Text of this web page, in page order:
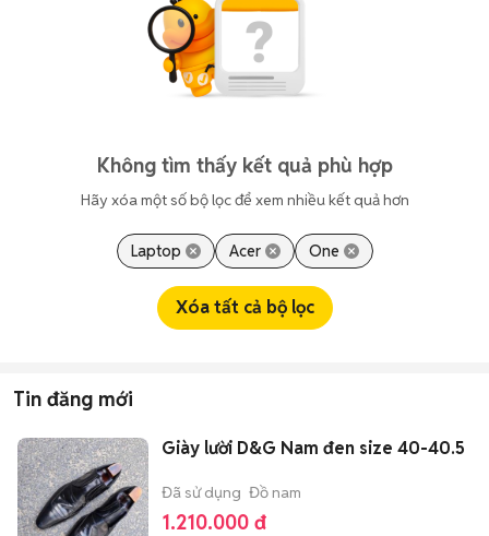
Không tìm thấy kết quả phù hợp
Hãy xóa một số bộ lọc để xem nhiều kết quả hơn
Laptop Acer One
Xóa tất cả bộ lọc
Tin đăng mới
Giày lười D&G Nam đen size 40-40.5
Đã sử dụng Đồ nam
1.210.000 đ